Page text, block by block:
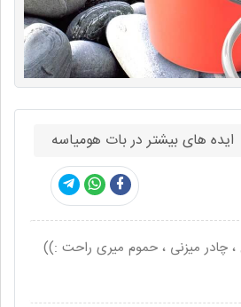
ایده های بیشتر در بات هومیاسه
چادر میزنی ، حموم میری راحت :))